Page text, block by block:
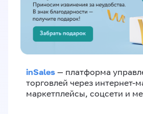
inSales — платформа
торговлей через интернет-
маркетплейсы, соцсети и